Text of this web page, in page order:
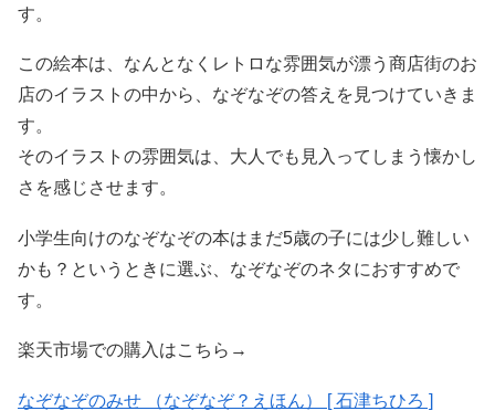
す。
この絵本は、なんとなくレトロな雰囲気が漂う商店街のお
店のイラストの中から、なぞなぞの答えを見つけていきま
す。
そのイラストの雰囲気は、大人でも見入ってしまう懐かし
さを感じさせます。
小学生向けのなぞなぞの本はまだ5歳の子には少し難しい
かも？というときに選ぶ、なぞなぞのネタにおすすめで
す。
楽天市場での購入はこちら→
なぞなぞのみせ （なぞなぞ？えほん） [ 石津ちひろ ]